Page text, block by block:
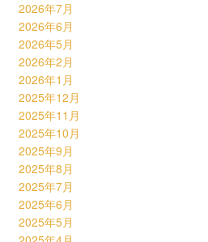
2026年7月
2026年6月
2026年5月
2026年2月
2026年1月
2025年12月
2025年11月
2025年10月
2025年9月
2025年8月
2025年7月
2025年6月
2025年5月